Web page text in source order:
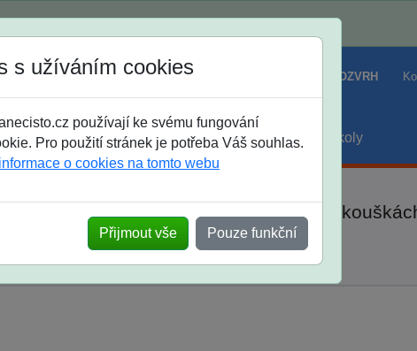
Jak si vybrat ROZVRH
třída střední maturanti soutěže prázdniny školy
ohlasy po skutečných přijímacích
s užíváním cookies
používají ke svému fungování
Pro použití stránek je potřeba Váš souhlas.
o cookies na tomto webu
Přijmout vše Pouze funkční